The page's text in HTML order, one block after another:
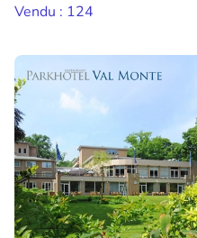
Vendu : 124